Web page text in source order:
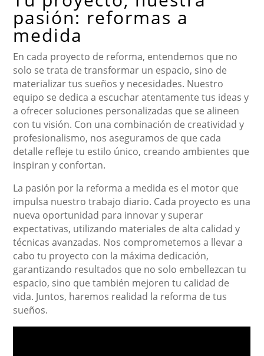
pasión: reformas a
medida
En cada proyecto de reforma, entendemos que no
solo se trata de transformar un espacio, sino de
materializar tus sueños y necesidades. Nuestro
equipo se dedica a escuchar atentamente tus ideas y
a ofrecer soluciones personalizadas que se alineen
con tu visión. Con una combinación de creatividad y
profesionalismo, nos aseguramos de que cada
detalle refleje tu estilo único, creando ambientes que
inspiran y confortan.
La pasión por la reforma a medida es el motor que
impulsa nuestro trabajo diario. Cada proyecto es una
nueva oportunidad para innovar y superar
expectativas, utilizando materiales de alta calidad y
técnicas avanzadas. Nos comprometemos a llevar a
cabo tu proyecto con la máxima dedicación,
garantizando resultados que no solo embellezcan tu
espacio, sino que también mejoren tu calidad de
vida. Juntos, haremos realidad la reforma de tus
sueños.